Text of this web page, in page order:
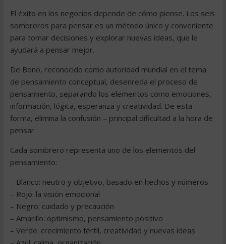
El éxito en los negocios depende de cómo piense. Los seis
sombreros para pensar es un método único y conveniente
para tomar decisiones y explorar nuevas ideas, que le
ayudará a pensar mejor.
De Bono, reconocido como autoridad mundial en el tema
de pensamiento conceptual, desenreda el proceso de
pensamiento, separando los elementos como emociones,
información, lógica, esperanza y creatividad. De esta
forma, elimina la confusión – principal dificultad a la hora de
pensar.
Cada sombrero representa uno de los elementos del
pensamiento:
– Blanco: neutro y objetivo, basado en hechos y números
– Rojo: la visión emocional
– Negro: cuidado y precaución
– Amarillo: optimismo, pensamiento positivo
– Verde: crecimiento fértil, creatividad y nuevas ideas